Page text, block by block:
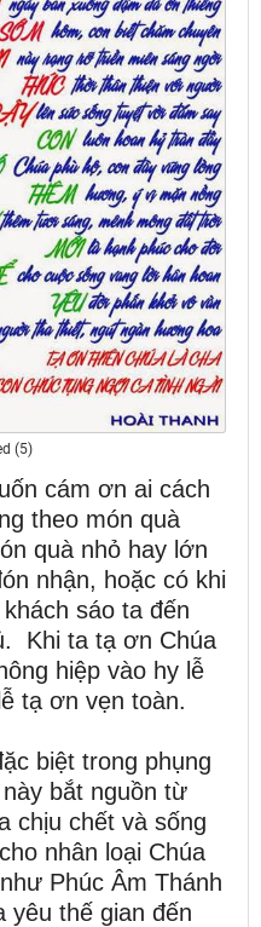
(5)
cám ơn ai cách
theo món quà
quà nhỏ hay lớn
nhận, hoặc có khi
sáo ta đến
Khi ta tạ ơn Chúa
hiệp vào hy lễ
tạ ơn vẹn toàn.
biệt trong phụng
bắt nguồn từ
chịu chết và sống
nhân loại Chúa
Phúc Âm Thánh
yêu thế gian đến